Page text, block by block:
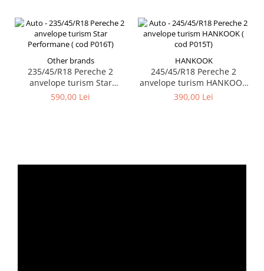
Other brands
235/45/R18 Pereche 2
anvelope turism Star
Performane ( cod P016T)
590,00 Lei
HANKOOK
245/45/R18 Pereche 2
anvelope turism HANKOOK
( cod P015T)
390,00 Lei